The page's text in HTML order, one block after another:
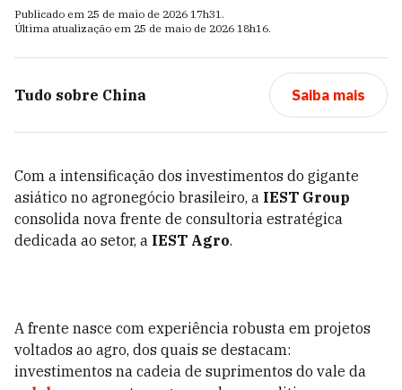
Publicado em 25 de maio de 2026 17h31.
Última atualização em 25 de maio de 2026 18h16.
Tudo sobre China Saiba mais
Com a intensificação dos investimentos do gigante
asiático no agronegócio brasileiro, a IEST Group
consolida nova frente de consultoria estratégica
dedicada ao setor, a IEST Agro.
A frente nasce com experiência robusta em projetos
voltados ao agro, dos quais se destacam:
investimentos na cadeia de suprimentos do vale da